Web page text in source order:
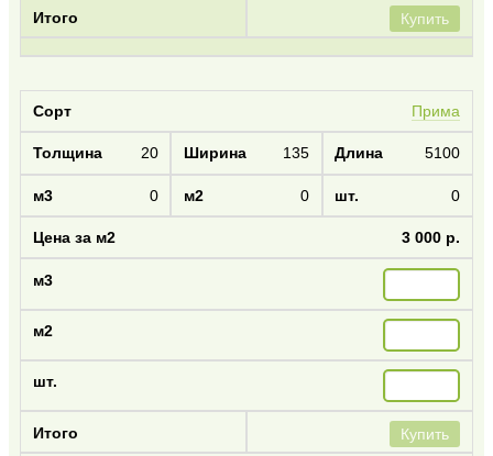
Купить
Прима
20 135 5100
0 0 0
3 000 р.
Купить